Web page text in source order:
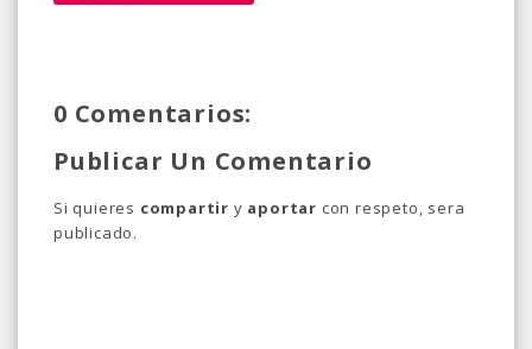
0 Comentarios:
Publicar Un Comentario
Si quieres compartir y aportar con respeto, sera
publicado.